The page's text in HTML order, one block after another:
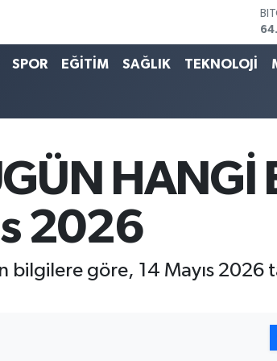
SPOR EĞİTİM SAĞLIK TEKNOLOJİ
HANGİ
2026
bilgilere göre, 14 Mayıs 2026